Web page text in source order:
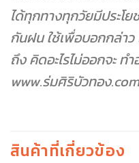
ได้ทุกทางทุกวัยมีประโ
กันฝน ใช้เพื่อบอกกล่า
ถึง คิดอะไรไม่ออกจะ ท
www.ร่มศิริบัวทอง.com
สินค้าที่เกี่ยวข้อง